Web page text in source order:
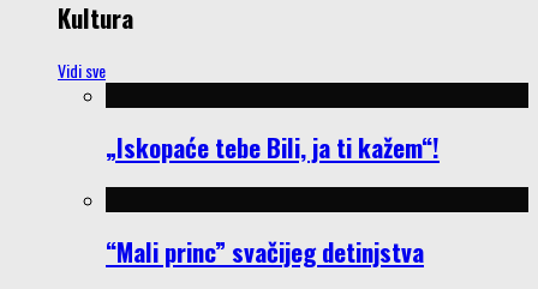
Kultura
Vidi sve
„Iskopaće tebe Bili, ja ti kažem“!
“Mali princ” svačijeg detinjstva